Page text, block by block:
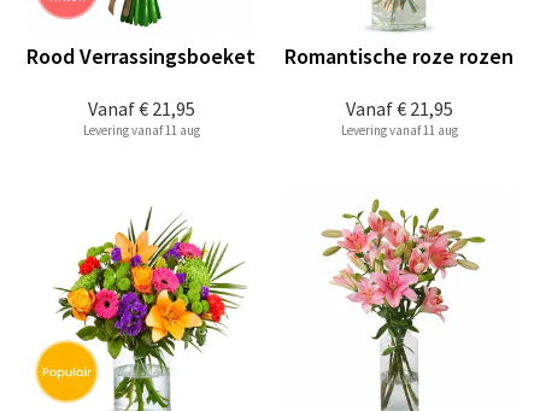
Vanaf€ 21,95
Rood Verrassingsboeket
Levering vanaf 11 aug
Vanaf€ 21,95
Romantische roze rozen
Levering vanaf 11 aug